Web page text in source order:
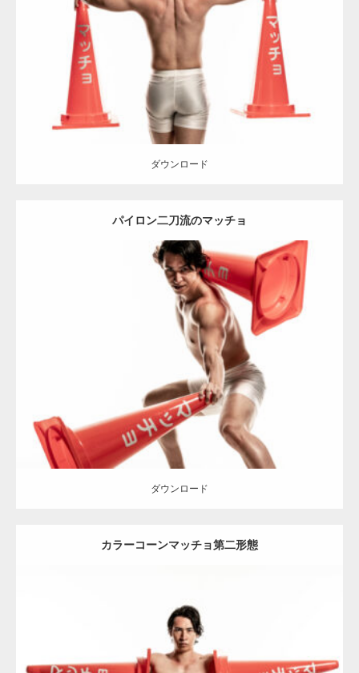
Category: カラーコーンとマッチョ SOSUKE
ダウンロード
ダウンロード
パイロン二刀流のマッチョ
2022.01.30
カラーコーンとマッチョ その他 SOSUKE
ダウンロード
カラーコーンマッチョ第二形態
Update:2022.01.30
Category:カラーコーンとマッチョ その他 SOSUKE